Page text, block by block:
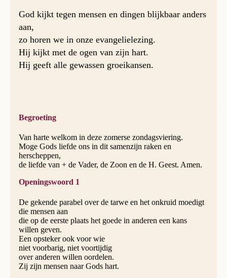
God kijkt tegen mensen en dingen blijkbaar anders
aan,
zo horen we in onze evangelielezing.
Hij kijkt met de ogen van zijn hart.
Hij geeft alle gewassen groeikansen.
Begroeting
Van harte welkom in deze zomerse zondagsviering.
Moge Gods liefde ons in dit samenzijn raken en
herscheppen,
de liefde van + de Vader, de Zoon en de H. Geest. Amen.
Openingswoord 1
De gekende parabel over de tarwe en het onkruid moedigt
die mensen aan
die op de eerste plaats het goede in anderen een kans
willen geven.
Een opsteker ook voor wie
niet voorbarig, niet voortijdig
over anderen willen oordelen.
Zij zijn mensen naar Gods hart.